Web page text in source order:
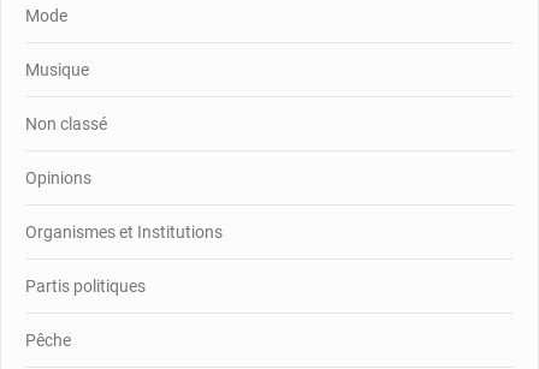
Mode
Musique
Non classé
Opinions
Organismes et Institutions
Partis politiques
Pêche